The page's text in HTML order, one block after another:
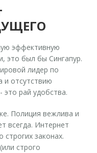
эффективную
это был бы Сингапур.
лидер по
и отсутствию
это рай удобства.
Полиция вежлива и
всегда. Интернет
законах.
строго